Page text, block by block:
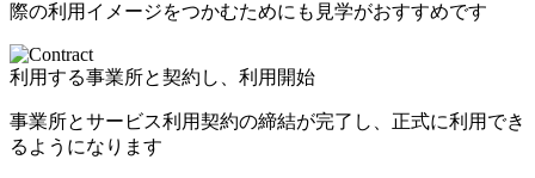
際の利用イメージをつかむためにも見学がおすすめです
利用する事業所と契約し、利用開始
事業所とサービス利用契約の締結が完了し、正式に利用でき
るようになります